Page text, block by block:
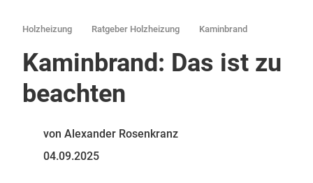
Holzheizung Ratgeber Holzheizung Kaminbrand
Kaminbrand: Das ist zu
beachten
von Alexander Rosenkranz
04.09.2025